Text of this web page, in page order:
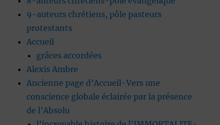
9-auteurs chrétiens, pôle pasteurs
protestants
Accueil
grâces accordées
Alexis Ambre
Ancienne page d’Accueil-Vers une
conscience globale éclairée par la présence
de l’Absolu